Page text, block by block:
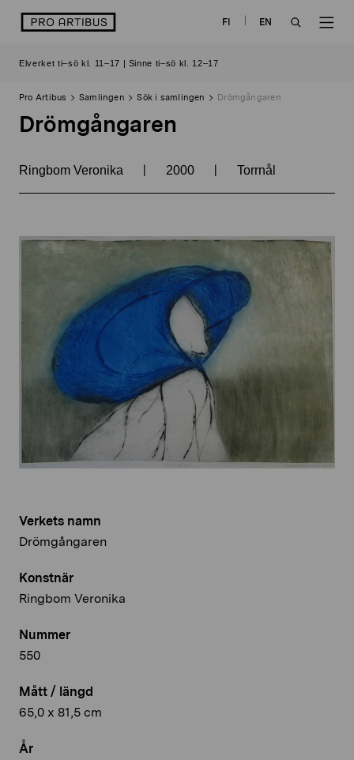
logo FI
EN
Elverket ti–sö kl. 11–17 | Sinne ti–sö kl. 12–17
Pro Artibus Samlingen Sök i samlingen Drömgångaren
Drömgångaren
Ringbom Veronika | 2000 | Torrnål
Verkets namn
Drömgångaren
Konstnär
Ringbom Veronika
Nummer
550
Mått / längd
65,0 x 81,5 cm
År